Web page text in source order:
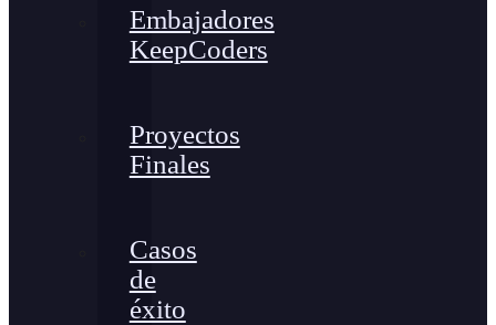
Embajadores
KeepCoders
Proyectos
Finales
Casos
de
éxito